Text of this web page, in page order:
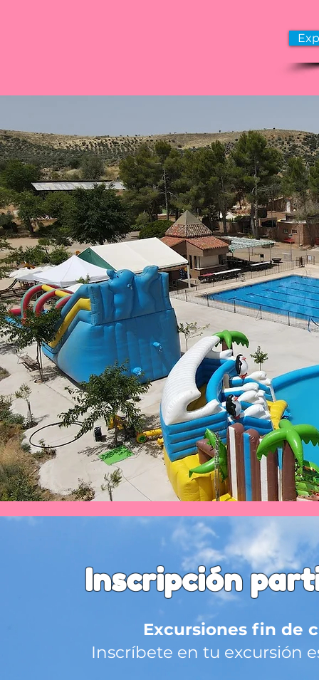
Inscripción
Excursiones fin de
Inscríbete en tu excursión